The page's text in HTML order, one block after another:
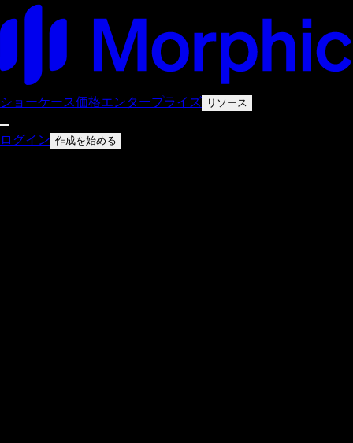
ショーケース価格エンタープライズ リソース
ログイン 作成を始める